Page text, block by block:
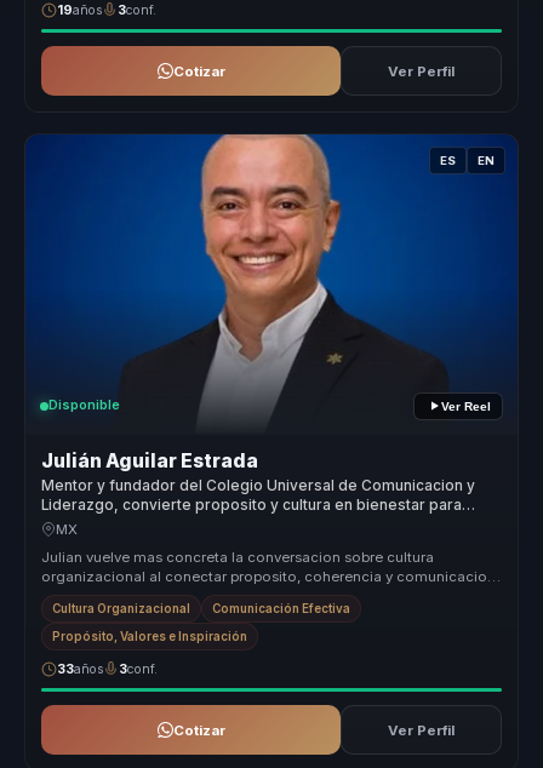
19años 3conf.
Cotizar Ver Perfil
ES EN
Disponible Ver Reel
Julián Aguilar Estrada
Mentor y fundador del Colegio Universal de Comunicacion y
Liderazgo, convierte proposito y cultura en bienestar para
organizaciones.
MX
Julian vuelve mas concreta la conversacion sobre cultura
organizacional al conectar proposito, coherencia y comunicacion
con decisiones p...
Cultura Organizacional Comunicación Efectiva
Propósito, Valores e Inspiración
33años 3conf.
Cotizar Ver Perfil